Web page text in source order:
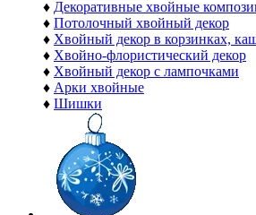
♦ Декоративные хвойные
♦ Потолочный хвойный декор
♦ Хвойный декор в корзинках,
♦ Хвойно-флористический декор
♦ Хвойный декор с лампочками
♦ Арки хвойные
♦ Шишки